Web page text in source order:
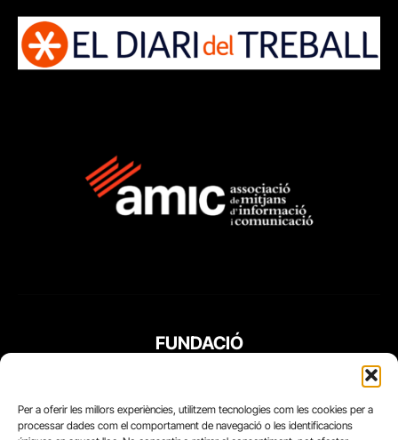
Per a oferir les millors experiències, utilitzem tecnologies com les cookies per a
processar dades com el comportament de navegació o les identificacions
FUNDACIÓ